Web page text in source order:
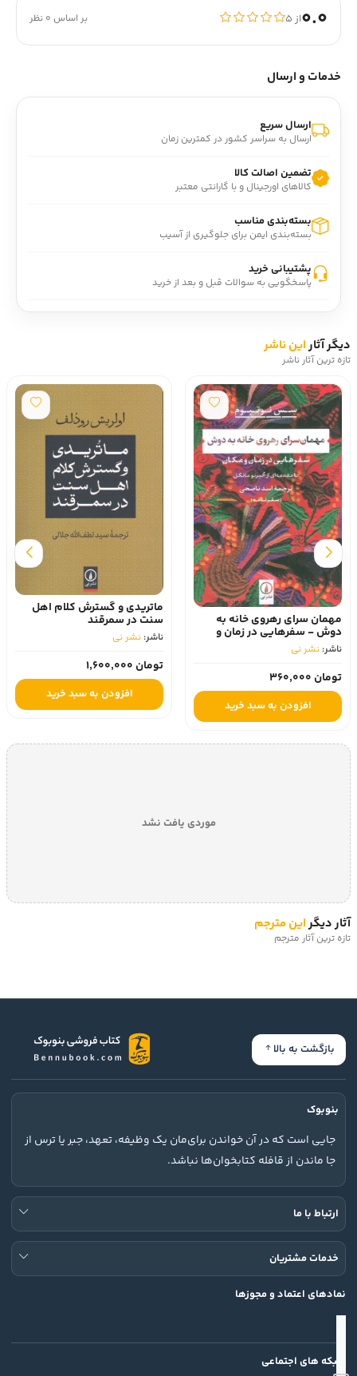
0.0از ۵ بر اساس 0 نظر
خدمات و ارسال
ارسال سریع
ارسال به سراسر کشور در کمترین زمان
تضمین اصالت کالا
کالاهای اورجینال و با گارانتی معتبر
بسته‌بندی مناسب
بسته‌بندی ایمن برای جلوگیری از آسیب
پشتیبانی خرید
پاسخگویی به سوالات قبل و بعد از خرید
دیگر آثاراین ناشر
تازه ترین آثار ناشر
مهمان سرای رهروی خانه به
دوش - سفرهایی در زمان و
مکان
ناشر: نشر نی
تومان 360,000
افزودن به سبد خرید
ماتریدی و گسترش کلام اهل
سنت در سمرقند
ناشر: نشر نی
تومان 1,600,000
افزودن به سبد خرید
موردی یافت نشد
آثار دیگراین مترجم
تازه ترین آثار مترجم
بازگشت به بالا
بنوبوک
جایی است که در آن خواندن برای‌مان یک وظیفه، تعهد، جبر یا ترس از
جا ماندن از قافله کتابخوان‌ها نباشد.
ارتباط با ما
خدمات مشتریان
نمادهای اعتماد و مجوزها
شبکه های اجتماعی